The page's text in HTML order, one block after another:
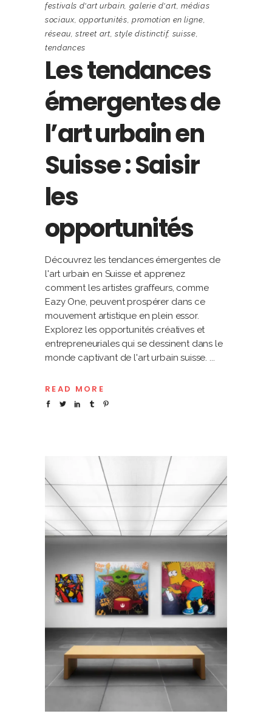
festivals d'art urbain galerie d'art ,médias
sociaux, opportunités promotion en ligne
réseau ,street art ,style distinctif, suisse
tendances
Les tendances
émergentes de
l’art urbain en
Suisse : Saisir
les
opportunités
Découvrez les tendances émergentes de
l'art urbain en Suisse et apprenez
comment les artistes graffeurs, comme
Eazy One, peuvent prospérer dans ce
mouvement artistique en plein essor.
Explorez les opportunités créatives et
entrepreneuriales qui se dessinent dans le
monde captivant de l'art urbain suisse.
READ MORE